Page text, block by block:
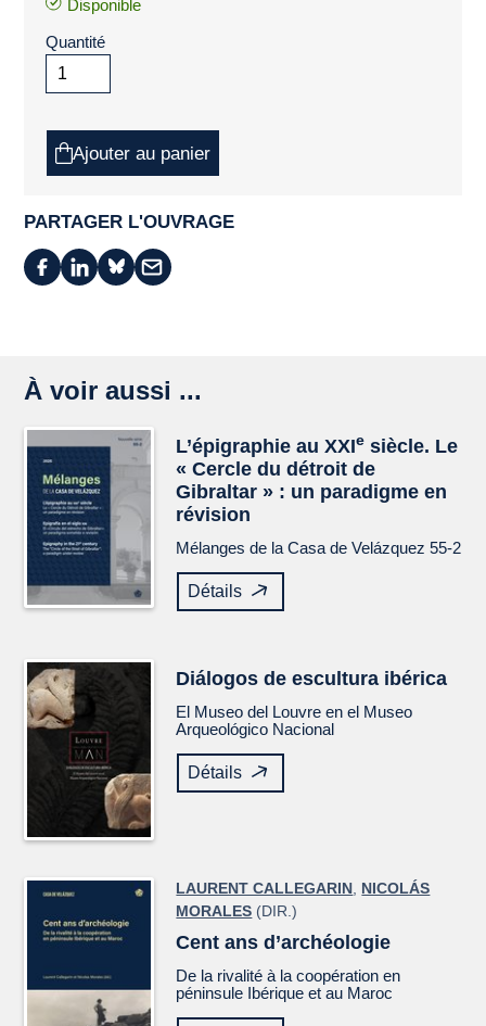
Disponible
Quantité
Ajouter au panier
PARTAGER L'OUVRAGE
À voir aussi ...
L’épigraphie au XXIe siècle. Le
« Cercle du détroit de
Gibraltar » : un paradigme en
révision
Mélanges de la Casa de Velázquez 55-2
Détails
Diálogos de escultura ibérica
El Museo del Louvre en el Museo
Arqueológico Nacional
Détails
LAURENT CALLEGARIN, NICOLÁS
MORALES (DIR.)
Cent ans d’archéologie
De la rivalité à la coopération en
péninsule Ibérique et au Maroc